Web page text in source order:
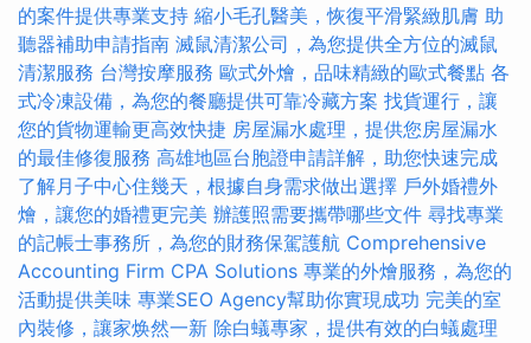
的案件提供專業支持 縮小毛孔醫美，恢復平滑緊緻肌膚 助
聽器補助申請指南 滅鼠清潔公司，為您提供全方位的滅鼠
清潔服務 台灣按摩服務 歐式外燴，品味精緻的歐式餐點 各
式冷凍設備，為您的餐廳提供可靠冷藏方案 找貨運行，讓
您的貨物運輸更高效快捷 房屋漏水處理，提供您房屋漏水
的最佳修復服務 高雄地區台胞證申請詳解，助您快速完成
了解月子中心住幾天，根據自身需求做出選擇 戶外婚禮外
燴，讓您的婚禮更完美 辦護照需要攜帶哪些文件 尋找專業
的記帳士事務所，為您的財務保駕護航 Comprehensive
Accounting Firm CPA Solutions 專業的外燴服務，為您的
活動提供美味 專業SEO Agency幫助你實現成功 完美的室
內裝修，讓家焕然一新 除白蟻專家，提供有效的白蟻處理